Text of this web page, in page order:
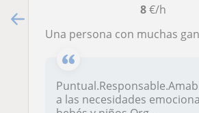
8€/h
Una persona con muchas ganas de aprender cada dia, paciente, divertida y con mucha
a las necesidades